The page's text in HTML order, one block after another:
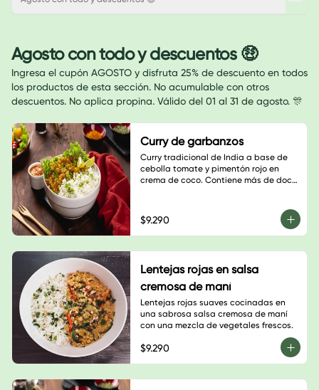
Agosto con todo y descuentos 🤑
Ingresa el cupón AGOSTO y disfruta 25% de descuento en todos
los productos de esta sección. No acumulable con otros
descuentos. No aplica propina. Válido del 01 al 31 de agosto. 🎊
Curry de garbanzos
Curry tradicional de India a base de
cebolla tomate y pimentón rojo en
crema de coco. Contiene más de doce
$9.290
Lentejas rojas en salsa
cremosa de maní
Lentejas rojas suaves cocinadas en
una sabrosa salsa cremosa de maní
con una mezcla de vegetales frescos.
$9.290